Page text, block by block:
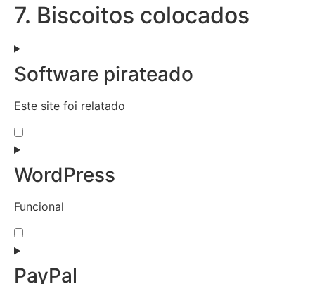
7. Biscoitos colocados
Software pirateado
Este site foi relatado
WordPress
Funcional
PayPal